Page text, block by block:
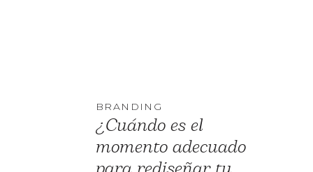
BRANDING
¿Cuándo es el
momento adecuado